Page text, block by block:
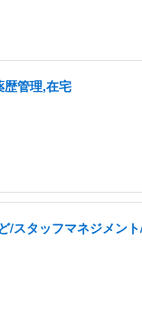
歴管理,在宅
スタッフマネジメン